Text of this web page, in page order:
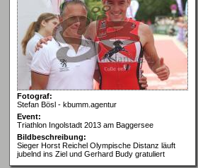
Fotograf:
Stefan Bösl - kbumm.agentur
Event:
Triathlon Ingolstadt 2013 am Baggersee
Bildbeschreibung:
Sieger Horst Reichel Olympische Distanz läuft
jubelnd ins Ziel und Gerhard Budy gratuliert